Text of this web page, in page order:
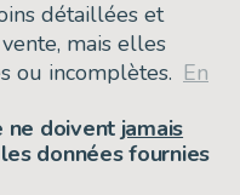
détaillées et
mais elles
ou incomplètes. En
ne doivent jamais
données fournies